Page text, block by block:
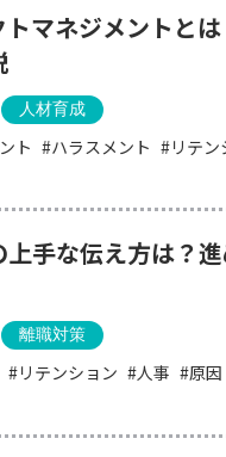
トマネジメントと
人材育成
ト ハラスメント リテン
手な伝え方は？
離職対策
リテンション 人事 原因